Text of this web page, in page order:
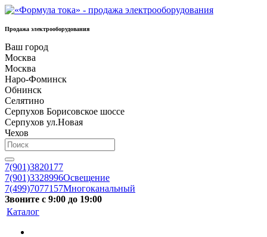
Продажа электрооборудования
Ваш город
Москва
Москва
Наро-Фоминск
Обнинск
Селятино
Серпухов Борисовское шоссе
Серпухов ул.Новая
Чехов
7(901)3820177
7(901)3328996Освещение
7(499)7077157Многоканальный
Звоните с 9:00 до 19:00
Каталог